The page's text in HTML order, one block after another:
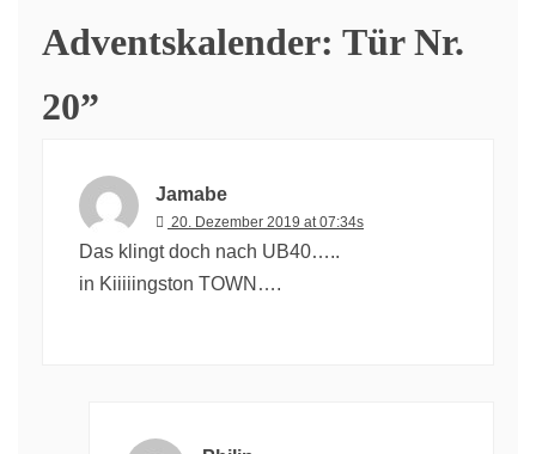
Adventskalender: Tür Nr.
20”
Jamabe
20. Dezember 2019 at 07:34s
Das klingt doch nach UB40…..
in Kiiiiingston TOWN….